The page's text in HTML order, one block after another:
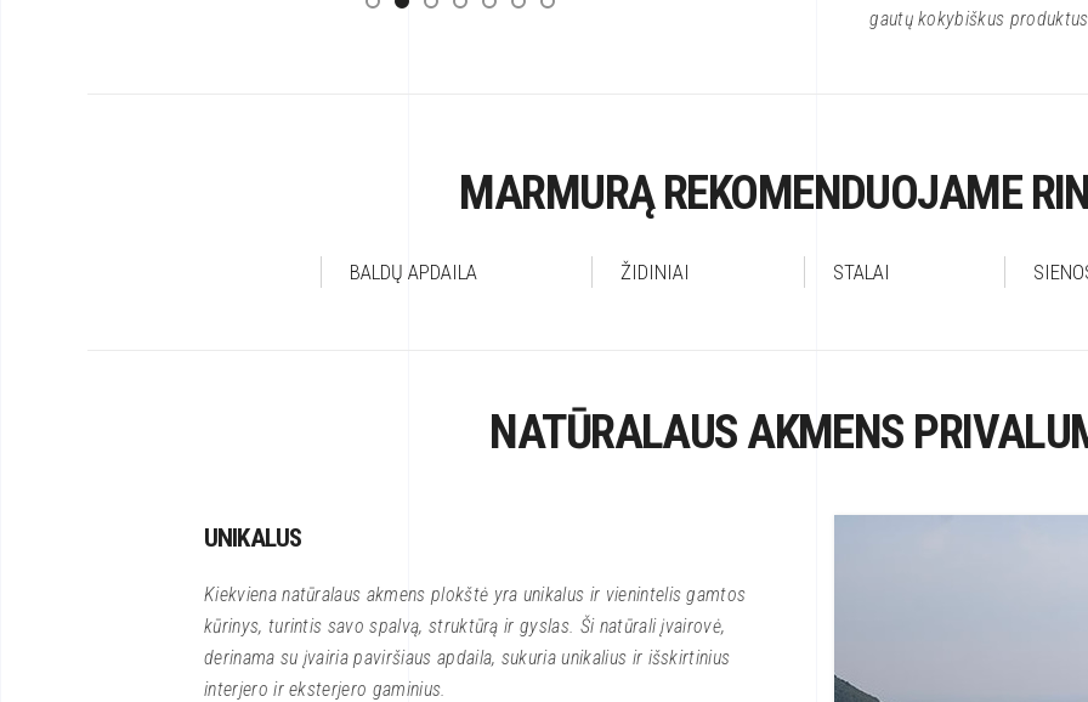
gautų kokybiškus
MARMURĄ REKOMENDUOJAME
BALDŲ APDAILA ŽIDINIAI STALAI
NATŪRALAUS AKMENS
UNIKALUS
Kiekviena natūralaus akmens plokštė yra unikalus ir vienintelis gamtos
kūrinys, turintis savo spalvą, struktūrą ir gyslas. Ši natūrali įvairovė,
derinama su įvairia paviršiaus apdaila, sukuria unikalius ir išskirtinius
interjero ir eksterjero gaminius.